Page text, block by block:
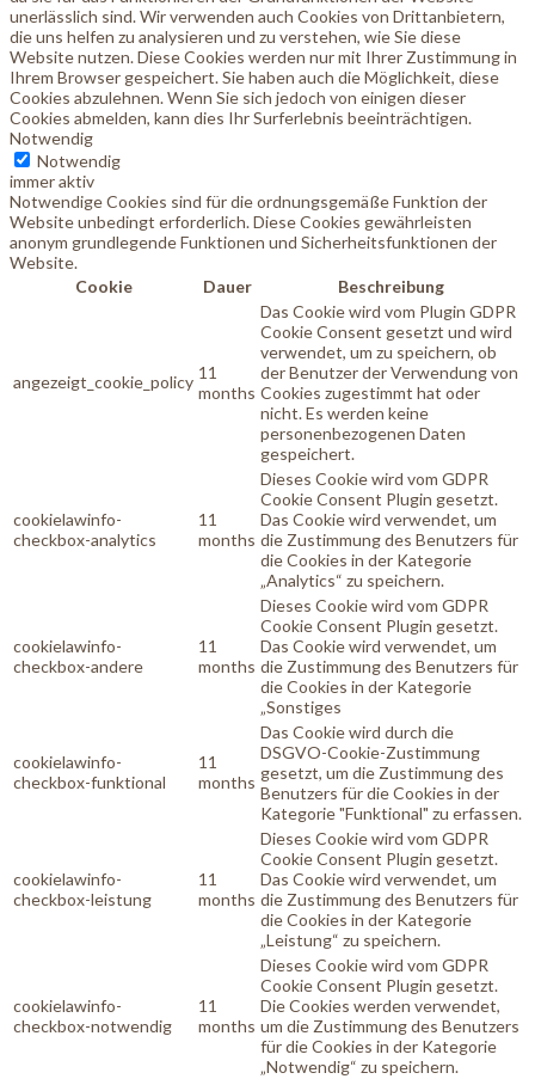
unerlässlich sind. Wir verwenden auch Cookies von Drittanbietern,
die uns helfen zu analysieren und zu verstehen, wie Sie diese
Website nutzen. Diese Cookies werden nur mit Ihrer Zustimmung in
Ihrem Browser gespeichert. Sie haben auch die Möglichkeit, diese
Cookies abzulehnen. Wenn Sie sich jedoch von einigen dieser
Cookies abmelden, kann dies Ihr Surferlebnis beeinträchtigen.
Notwendig
Notwendig
immer aktiv
Notwendige Cookies sind für die ordnungsgemäße Funktion der
Website unbedingt erforderlich. Diese Cookies gewährleisten
anonym grundlegende Funktionen und Sicherheitsfunktionen der
Website.
Cookie
Dauer Beschreibung
angezeigt_cookie_policy 11
months
Das Cookie wird vom Plugin GDPR
Cookie Consent gesetzt und wird
verwendet, um zu speichern, ob
der Benutzer der Verwendung von
Cookies zugestimmt hat oder
nicht. Es werden keine
personenbezogenen Daten
gespeichert.
cookielawinfo-
checkbox-analytics
11
months
Dieses Cookie wird vom GDPR
Cookie Consent Plugin gesetzt.
Das Cookie wird verwendet, um
die Zustimmung des Benutzers für
die Cookies in der Kategorie
„Analytics“ zu speichern.
cookielawinfo-
checkbox-andere
11
months
Dieses Cookie wird vom GDPR
Cookie Consent Plugin gesetzt.
Das Cookie wird verwendet, um
die Zustimmung des Benutzers für
die Cookies in der Kategorie
„Sonstiges
cookielawinfo-
checkbox-funktional
11
months
Das Cookie wird durch die
DSGVO-Cookie-Zustimmung
gesetzt, um die Zustimmung des
Benutzers für die Cookies in der
Kategorie "Funktional" zu erfassen.
cookielawinfo-
checkbox-leistung
11
months
Dieses Cookie wird vom GDPR
Cookie Consent Plugin gesetzt.
Das Cookie wird verwendet, um
die Zustimmung des Benutzers für
die Cookies in der Kategorie
„Leistung“ zu speichern.
cookielawinfo-
checkbox-notwendig
11
months
Dieses Cookie wird vom GDPR
Cookie Consent Plugin gesetzt.
Die Cookies werden verwendet,
um die Zustimmung des Benutzers
für die Cookies in der Kategorie
„Notwendig“ zu speichern.